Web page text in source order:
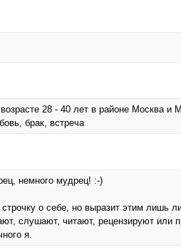
28 - 40 лет в районе Москва и
брак, встреча
немного мудрец! :-)
о себе, но выразит этим лишь
слушают, читают, рецензируют или
я.